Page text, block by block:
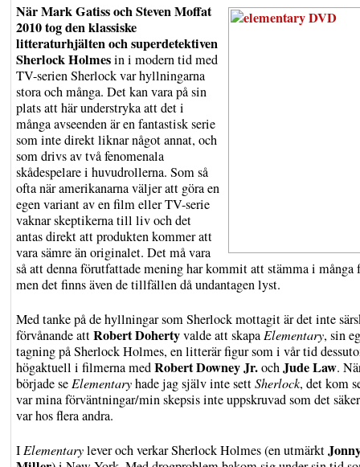
När Mark Gatiss och Steven Moffat
2010 tog den klassiske
litteraturhjälten och superdetektiven
Sherlock Holmesin i modern tid med
TV-serien Sherlock var hyllningarna
stora och många. Det kan vara på sin
plats att här understryka att det i
många avseenden är en fantastisk serie
som inte direkt liknar något annat, och
som drivs av två fenomenala
skådespelare i huvudrollerna. Som så
ofta när amerikanarna väljer att göra en
egen variant av en film eller TV-serie
vaknar skeptikerna till liv och det
antas direkt att produkten kommer att
vara sämre än originalet. Det må vara
så att denna förutfattade mening har kommit att stämma i många
men det finns även de tillfällen då undantagen lyst.
Med tanke på de hyllningar som Sherlock mottagit är det inte
förvånande attRobert Dohertyvalde att skapa Elementary, sin
tagning på Sherlock Holmes, en litterär figur som i vår tid
högaktuell i filmerna medRobert Downey Jr.ochJude Law.
började se Elementaryhade jag själv inte settSherlock, det kom
var mina förväntningar/min skepsis inte uppskruvad som det
var hos flera andra.
I Elementarylever och verkar Sherlock Holmes (en utmärkt